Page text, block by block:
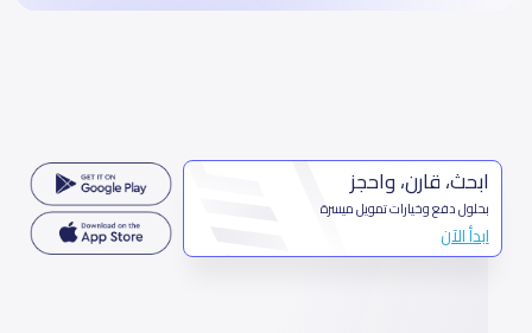
ابحث، قارن، واحجز
بحلول دفع وخيارات تمويل ميسرة
ابدأ الآن